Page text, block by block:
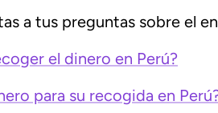
a tus preguntas sobre el
el dinero en Perú?
para su recogida en